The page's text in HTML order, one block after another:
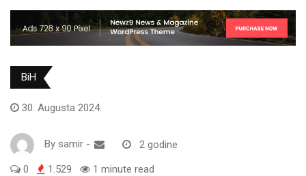
BiH
30. Augusta 2024.
By samir - 2 godine
0 1.529 1 minute read